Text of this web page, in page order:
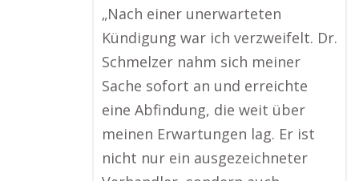
„Nach einer unerwarteten
Kündigung war ich verzweifelt. Dr.
Schmelzer nahm sich meiner
Sache sofort an und erreichte
eine Abfindung, die weit über
meinen Erwartungen lag. Er ist
nicht nur ein ausgezeichneter